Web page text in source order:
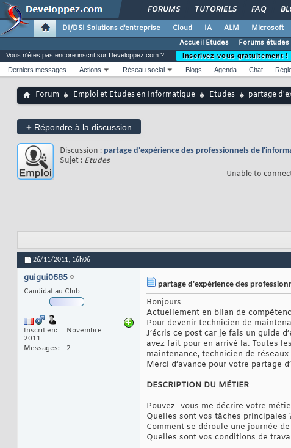
FORUMS TUTORIELS FAQ
DI/DSI Solutions d'entreprise Cloud IA ALM Microsoft
Accueil Etudes
Forums études
Vous n'êtes pas encore inscrit sur Developpez.com ?
Inscrivez-vous gratuitement !
Derniers messages
Actions Réseau social Blogs Agenda Chat
Forum Emploi et Etudes en Informatique Etudes partage
+ Répondre à la discussion
Discussion : partage d'expérience des professionnels de
Sujet : Etudes
Unable to
26/11/2011, 16h06
guigui0685
Candidat au Club
Inscrit en
Novembre
2011
Messages
2
partage d'expérience des
Bonjours
Actuellement en bilan de
Pour devenir technicien de
J’écris ce post car je fais un guide
avez fait pour en arrivé la. Toutes
maintenance, technicien de
Merci d’avance pour votre partage
DESCRIPTION DU MÉTIER
Pouvez- vous me décrire votre
Quelles sont vos tâches principales
Comment se déroule une journée
Quelles sont vos conditions de